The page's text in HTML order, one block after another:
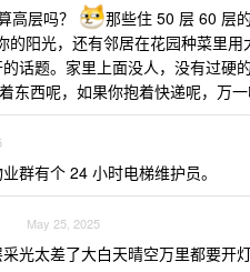
高层吗？
那些住 50 层 60 层
的阳光，还有邻居在花园种菜里
话题。家里上面没人，没有过硬
东西呢，如果你抱着快递呢，万
群有个 24 小时电梯维护员。
May 25, 2025
光太差了大白天晴空万里都要开